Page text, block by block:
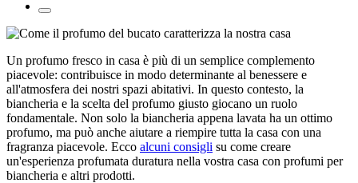
Un profumo fresco in casa è più di un semplice complemento
piacevole: contribuisce in modo determinante al benessere e
all'atmosfera dei nostri spazi abitativi. In questo contesto, la
biancheria e la scelta del profumo giusto giocano un ruolo
fondamentale. Non solo la biancheria appena lavata ha un ottimo
profumo, ma può anche aiutare a riempire tutta la casa con una
fragranza piacevole. Ecco alcuni consigli su come creare
un'esperienza profumata duratura nella vostra casa con profumi per
biancheria e altri prodotti.